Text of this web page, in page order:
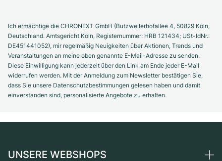
Ich ermächtige die CHRONEXT GmbH (Butzweilerhofallee 4, 50829 Köln,
Deutschland. Amtsgericht Köln, Registernummer: HRB 121434; USt-IdNr.:
DE451441052), mir regelmäßig Neuigkeiten über Aktionen, Trends und
Veranstaltungen an meine oben genannte E-Mail-Adresse zu senden.
Diese Einwilligung kann jederzeit über den Link am Ende jeder E-Mail
widerrufen werden. Mit der Anmeldung zum Newsletter bestätigen Sie,
dass Sie unsere Datenschutzbestimmungen gelesen haben und damit
einverstanden sind, personalisierte Angebote zu erhalten.
UNSERE WEBSHOPS